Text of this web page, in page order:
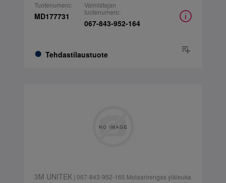
Tuotenumero:
MD177731
Tehdastilaustuote
Valmistajan
tuotenumero:
067-843-952-164
3M UNITEK| 067-843-952-165 Molaarirengas yläleuka